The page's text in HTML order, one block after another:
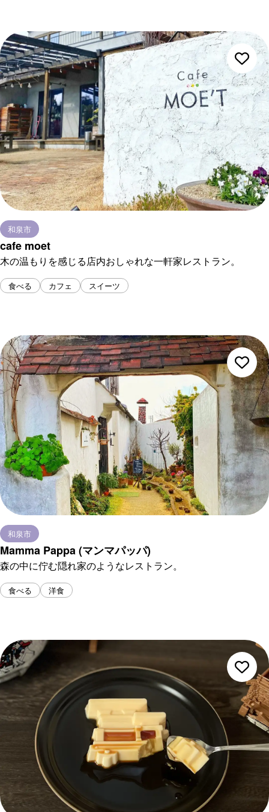
和泉市
cafe moet
木の温もりを感じる店内おしゃれな一軒家レストラン。
食べる カフェ スイーツ
和泉市
Mamma Pappa (マンマパッパ)
森の中に佇む隠れ家のようなレストラン。
食べる 洋食